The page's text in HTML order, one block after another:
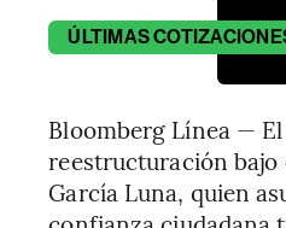
ÚLTIMAS
Bloomberg Línea —
reestructuración bajo
García Luna, quien